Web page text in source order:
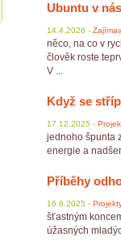
Ubuntu v nás
14.4.2026 -
něco, na co v
člověk roste
V ...
Když se
17.12.2025 -
jednoho špunta
energie a
Příběhy
16.8.2025 -
šťastným
úžasných